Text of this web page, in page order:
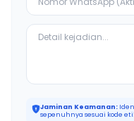
Jaminan Keamanan:
sepenuhnya sesuai kode